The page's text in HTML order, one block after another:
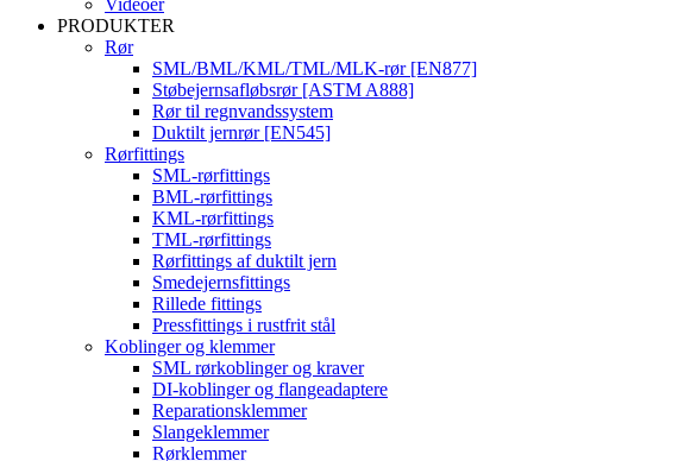
Videoer
PRODUKTER
Rør
SML/BML/KML/TML/MLK-rør [EN877]
Støbejernsafløbsrør [ASTM A888]
Rør til regnvandssystem
Duktilt jernrør [EN545]
Rørfittings
SML-rørfittings
BML-rørfittings
KML-rørfittings
TML-rørfittings
Rørfittings af duktilt jern
Smedejernsfittings
Rillede fittings
Pressfittings i rustfrit stål
Koblinger og klemmer
SML rørkoblinger og kraver
DI-koblinger og flangeadaptere
Reparationsklemmer
Slangeklemmer
Rørklemmer